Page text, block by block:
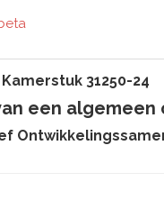
Kamerstuk 31250-24
een algemeen